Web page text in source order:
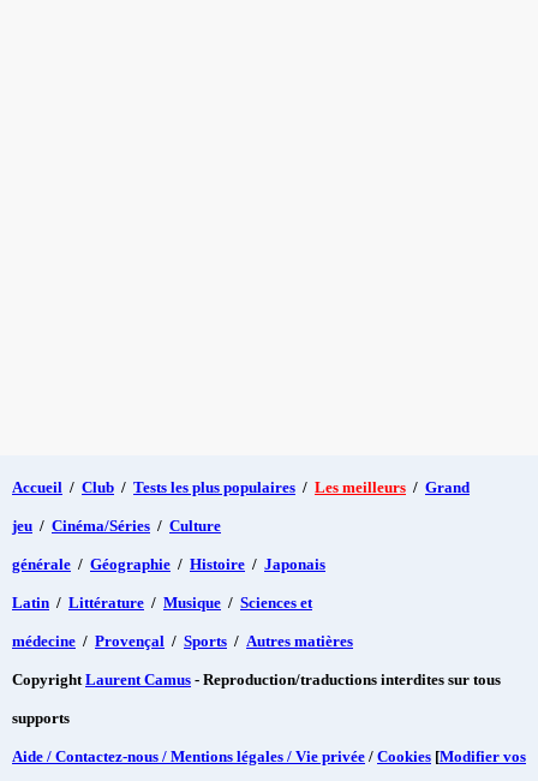
Accueil / Club / Tests les plus populaires / Les meilleurs / Grand
jeu / Cinéma/Séries / Culture
générale / Géographie / Histoire / Japonais
Latin / Littérature / Musique / Sciences et
médecine / Provençal / Sports / Autres matières
Copyright Laurent Camus - Reproduction/traductions interdites sur tous
supports
Aide / Contactez-nous / Mentions légales / Vie privée / Cookies [Modifier vos